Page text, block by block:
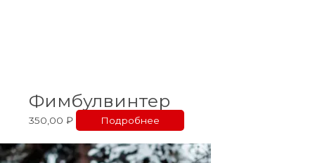
Фимбулвинтер
350,00₽ Подробнее